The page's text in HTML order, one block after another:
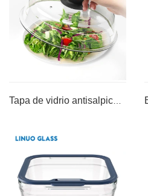
APRENDE MÁS >>